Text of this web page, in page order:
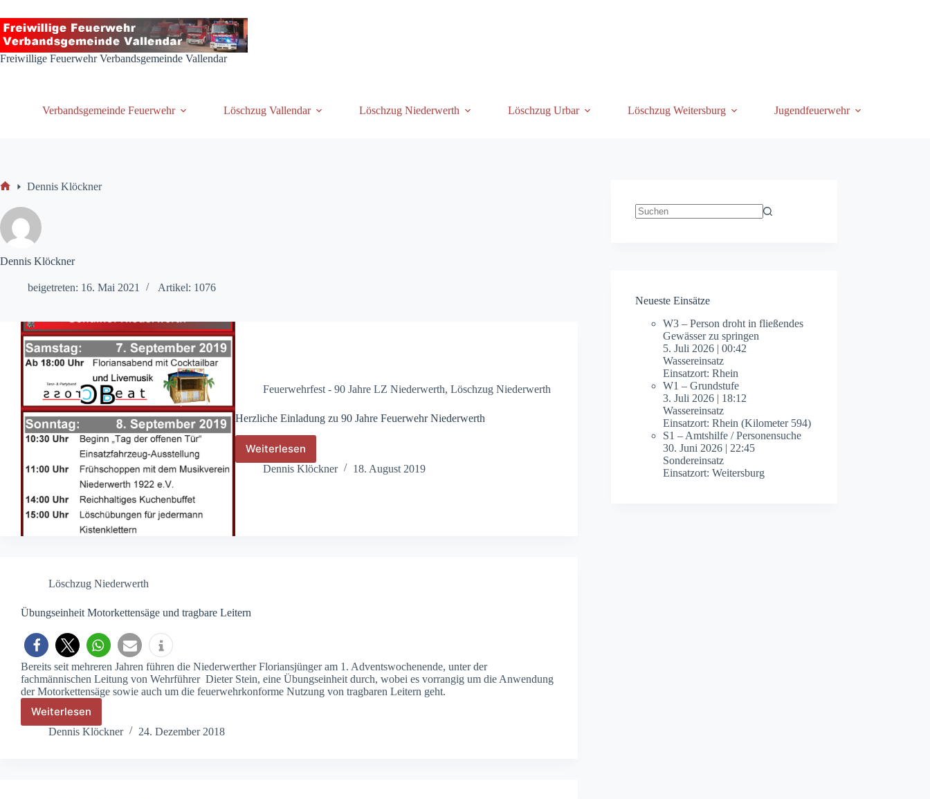
Inhalt
springen
Freiwillige Feuerwehr Verbandsgemeinde Vallendar
Verbandsgemeinde Feuerwehr Löschzug Vallendar Löschzug Niederwerth Löschzug Urbar Löschzug Weitersburg Jugendfeuerwehr
Dennis Klöckner
Dennis Klöckner
beigetreten: 16. Mai 2021 Artikel: 1076
Feuerwehrfest - 90 Jahre LZ Niederwerth, Löschzug Niederwerth
Herzliche Einladung zu 90 Jahre Feuerwehr Niederwerth
Weiterlesen
Herzliche
Einladung
Dennis Klöckner 18. August 2019
Löschzug Niederwerth
Übungseinheit Motorkettensäge und tragbare Leitern
Bereits seit mehreren Jahren führen die Niederwerther Floriansjünger am 1. Adventswochenende, unter der
fachmännischen Leitung von Wehrführer Dieter Stein, eine Übungseinheit durch, wobei es vorrangig um die Anwendung
der Motorkettensäge sowie auch um die feuerwehrkonforme Nutzung von tragbaren Leitern geht.
WeiterlesenÜbungseinheit
Motorkettensäge
Dennis Klöckner 24. Dezember 2018
Neueste Einsätze
W3 – Person droht in fließendes
Gewässer zu springen
5. Juli 2026 |00:42
Wassereinsatz
Einsatzort: Rhein
W1 – Grundstufe
3. Juli 2026 | 18:12
Wassereinsatz
Einsatzort: Rhein (Kilometer 594)
S1 – Amtshilfe / Personensuche
30. Juni 2026 | 22:45
Sondereinsatz
Einsatzort: Weitersburg